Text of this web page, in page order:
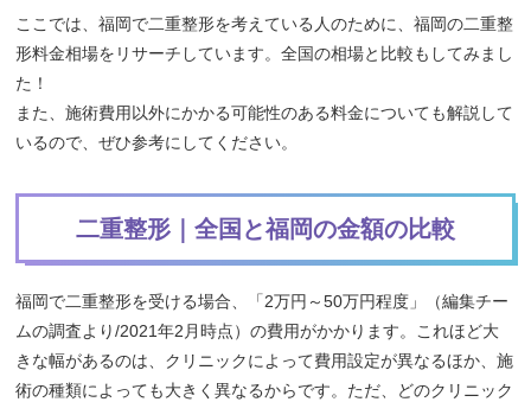
ここでは、福岡で二重整形を考えている人のために、福岡の二重整
形料金相場をリサーチしています。全国の相場と比較もしてみまし
た！
また、施術費用以外にかかる可能性のある料金についても解説して
いるので、ぜひ参考にしてください。
二重整形｜全国と福岡の金額の比較
福岡で二重整形を受ける場合、「2万円～50万円程度」（編集チー
ムの調査より/2021年2月時点）の費用がかかります。これほど大
きな幅があるのは、クリニックによって費用設定が異なるほか、施
術の種類によっても大きく異なるからです。ただ、どのクリニック